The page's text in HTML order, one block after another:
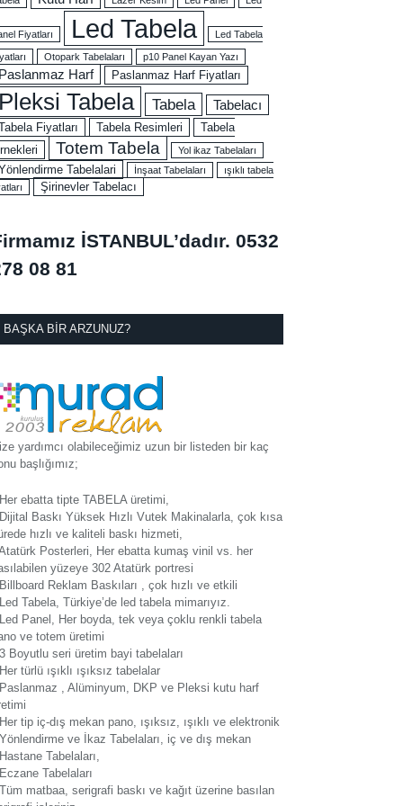
Fiyatları Led Tabela Led Tabela
Otopark Tabelaları p10 Panel Kayan Yazı
Paslanmaz Harf Paslanmaz Harf Fiyatları
Pleksi Tabela Tabela Tabelacı
Fiyatları Tabela Resimleri
Tabela
Totem Tabela Yol ikaz Tabelaları
Tabelalari İnşaat Tabelaları
ışıklı tabela
Şirinevler Tabelacı
İSTANBUL’dadır. 0532
08 81
BAŞKA BIR ARZUNUZ?
yardımcı olabileceğimiz uzun bir listeden bir kaç
başlığımız;
ebatta tipte TABELA üretimi,
Baskı Yüksek Hızlı Vutek Makinalarla, çok kısa
hızlı ve kaliteli baskı hizmeti,
Posterleri, Her ebatta kumaş vinil vs. her
yüzeye 302 Atatürk portresi
Reklam Baskıları , çok hızlı ve etkili
Tabela, Türkiye’de led tabela mimarıyız.
Panel, Her boyda, tek veya çoklu renkli tabela
ve totem üretimi
Boyutlu seri üretim bayi tabelaları
türlü ışıklı ışıksız tabelalar
, Alüminyum, DKP ve Pleksi kutu harf
tip iç-dış mekan pano, ışıksız, ışıklı ve elektronik
ve İkaz Tabelaları, iç ve dış mekan
Tabelaları,
Tabelaları
matbaa, serigrafi baskı ve kağıt üzerine basılan